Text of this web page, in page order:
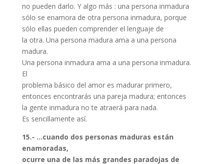
no pueden darlo. Y algo más : una persona inmadura
sólo se enamora de otra persona inmadura, porque
sólo ellas pueden comprender el lenguaje de
la otra. Una persona madura ama a una persona
madura.
Una persona inmadura ama a una persona inmadura.
El
problema básico del amor es madurar primero,
entonces encontrarás una pareja madura; entonces
la gente inmadura no te atraerá para nada.
Es sencillamente así.
15.- …cuando dos personas maduras están
enamoradas,
ocurre una de las más grandes paradojas de